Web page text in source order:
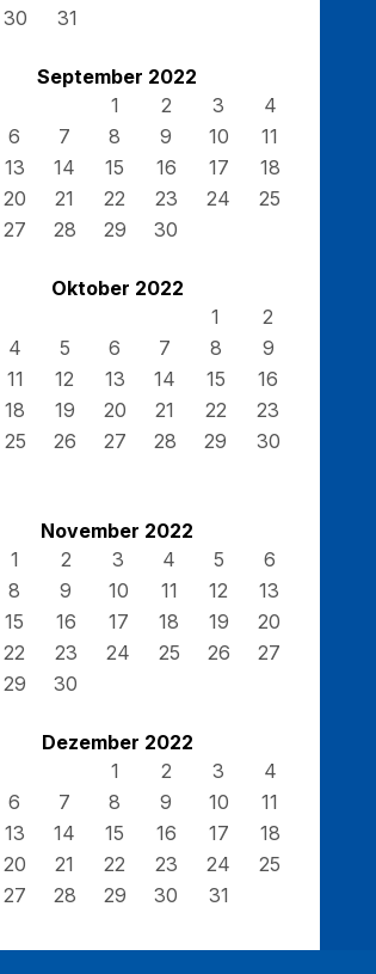
30 31
September 2022
1
2 3
4
6 7 8 9 10
11
13 14 15 16 17
18
20 21 22 23 24
25
27 28 29 30
Oktober 2022
1
2
4 5 6 7 8
9
11 12 13 14 15
16
18 19 20 21 22
23
25 26 27 28 29
30
November 2022
1
2 3 4 5
6
8 9 10 11 12
13
15 16 17 18 19
20
22 23 24 25 26
27
29 30
Dezember 2022
1
2 3
4
6 7 8 9 10
11
13 14 15 16 17
18
20 21 22 23 24
25
27 28 29 30 31